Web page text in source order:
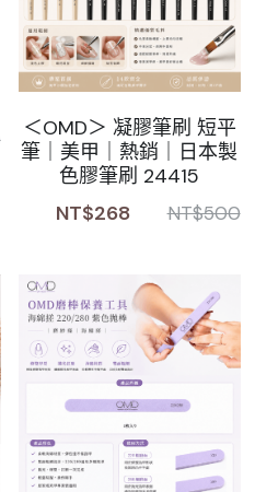
＜OMD＞ 凝膠筆刷 短平
筆｜美甲｜熱銷｜日本製
色膠筆刷 24415
NT$268
NT$500